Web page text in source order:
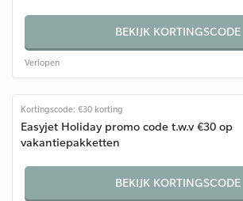
BEKIJK KORTINGSCODE
Verlopen
Kortingscode: €30 korting
Easyjet Holiday promo code t.w.v €30 op
vakantiepakketten
BEKIJK KORTINGSCODE